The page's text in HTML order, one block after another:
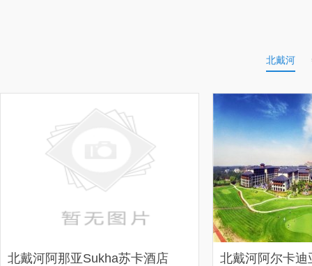
北戴河
北戴河阿那亚Sukha苏卡酒店
北戴河阿尔卡